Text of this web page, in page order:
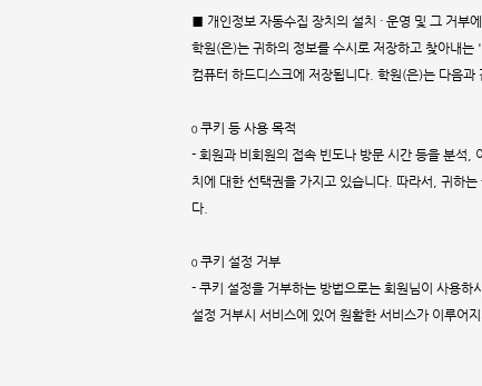
■ 개인정보 자동수집 장치의 설치 · 운영 및 그 거부
학원(은)는 귀하의 정보를 수시로 저장하고 찾아내
컴퓨터 하드디스크에 저장됩니다. 학원(은)는 다음과
ο 쿠키 등 사용 목적
- 회원과 비회원의 접속 빈도나 방문 시간 등을 분석,
치에 대한 선택권을 가지고 있습니다. 따라서, 귀하
다.
ο 쿠키 설정 거부
- 쿠키 설정을 거부하는 방법으로는 회원님이 사용하
설정 거부시 서비스에 있어 원활한 서비스가 이루어